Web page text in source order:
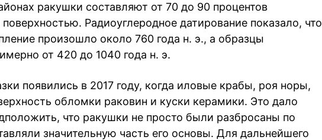
ракушки составляют от 70 до 90 процентов
Радиоуглеродное датирование показало, что
произошло около 760 года н. э., а образцы
от 420 до 1040 года н. э.
появились в 2017 году, когда иловые крабы, роя норы,
обломки раковин и куски керамики. Это дало
что ракушки не просто были разбросаны по
значительную часть его основы. Для дальнейшего